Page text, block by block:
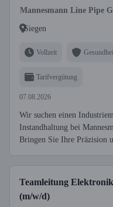
Mannesmann Line Pipe
Siegen
Vollzeit
Tarifvergütung
07.08.2026
Wir suchen einen
Instandhaltung bei
Bringen Sie Ihre Präzision
Teamleitung
(m/w/d)